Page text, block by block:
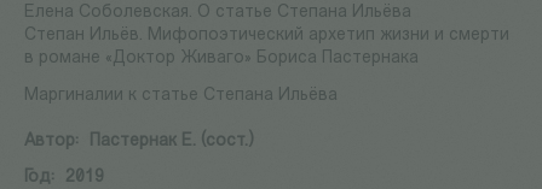
Елена Соболевская. О статье Степана Ильёва
Степан Ильёв. Мифопоэтический архетип жизни и смерти
в романе «Доктор Живаго» Бориса Пастернака
Маргиналии к статье Степана Ильёва
Автор:
Пастернак Е. (сост.)
Год:
2019